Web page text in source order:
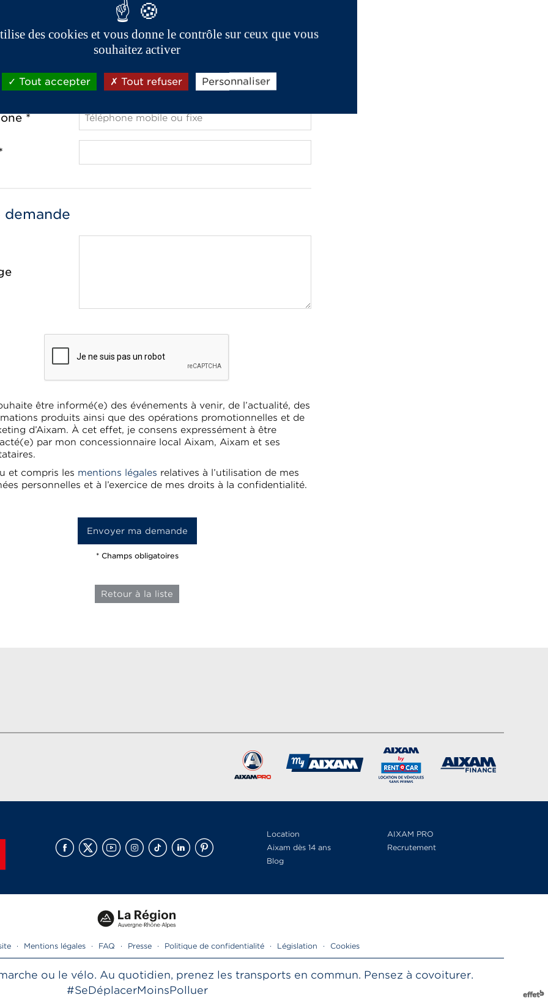
*
*
demande
être informé(e) des événements à venir, de l’actualité, des
produits ainsi que des opérations promotionnelles et de
d’Aixam. À cet effet, je consens expressément à être
par mon concessionnaire local Aixam, Aixam et ses
et compris les mentions légales relatives à l’utilisation de mes
personnelles et à l’exercice de mes droits à la confidentialité.
* Champs obligatoires
Retour à la liste
Location
AIXAM PRO
Aixam dès 14 ans
Recrutement
Blog
· Mentions légales · FAQ · Presse · Politique de confidentialité · Législation · Cookies
ou le vélo. Au quotidien, prenez les transports en commun. Pensez à covoiturer.
#SeDéplacerMoinsPolluer
des cookies et vous donne le contrôle sur ceux que vous
souhaitez activer
Tout accepter Tout refuser Personnaliser